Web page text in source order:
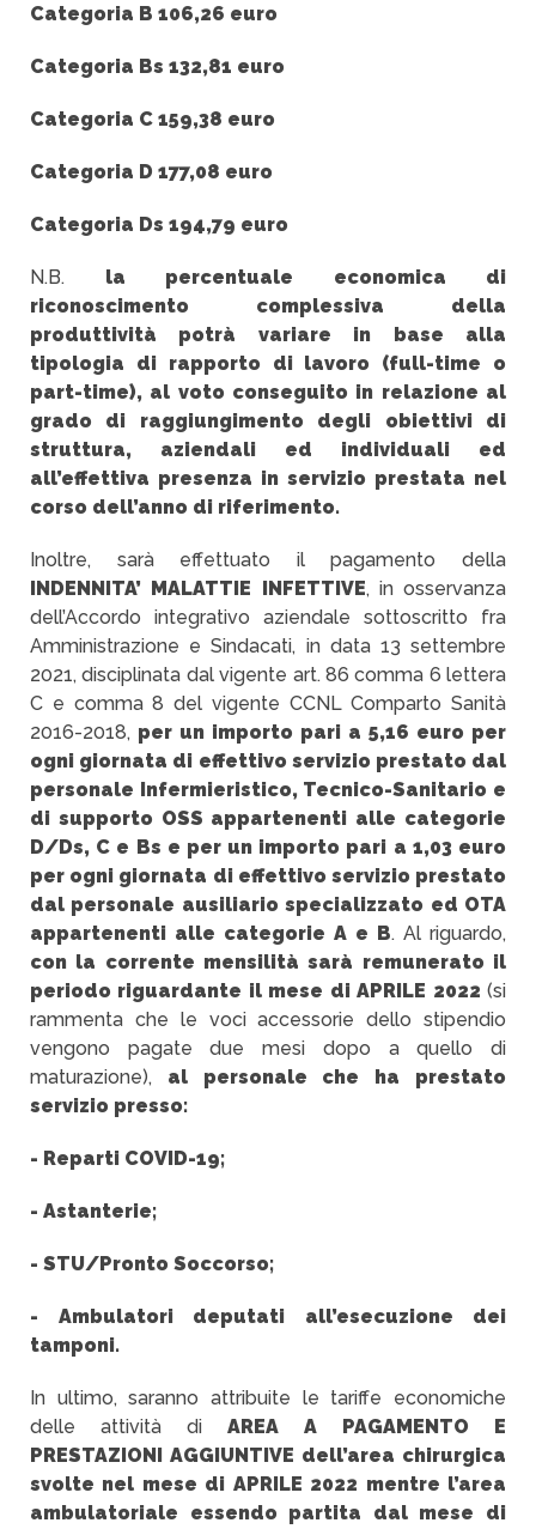
Categoria B 106,26 euro
Categoria Bs 132,81 euro
Categoria C 159,38 euro
Categoria D 177,08 euro
Categoria Ds 194,79 euro
N.B. la percentuale economica di
riconoscimento complessiva della
produttività potrà variare in base alla
tipologia di rapporto di lavoro (full-time o
part-time), al voto conseguito in relazione al
grado di raggiungimento degli obiettivi di
struttura, aziendali ed individuali ed
all’effettiva presenza in servizio prestata nel
corso dell’anno di riferimento.
Inoltre, sarà effettuato il pagamento della
INDENNITA’ MALATTIE INFETTIVE, in osservanza
dell’Accordo integrativo aziendale sottoscritto fra
Amministrazione e Sindacati, in data 13 settembre
2021, disciplinata dal vigente art. 86 comma 6 lettera
C e comma 8 del vigente CCNL Comparto Sanità
2016-2018, per un importo pari a 5,16 euro per
ogni giornata di effettivo servizio prestato dal
personale Infermieristico, Tecnico-Sanitario e
di supporto OSS appartenenti alle categorie
D/Ds, C e Bs e per un importo pari a 1,03 euro
per ogni giornata di effettivo servizio prestato
dal personale ausiliario specializzato ed OTA
appartenenti alle categorie A e B. Al riguardo,
con la corrente mensilità sarà remunerato il
periodo riguardante il mese di APRILE 2022 (si
rammenta che le voci accessorie dello stipendio
vengono pagate due mesi dopo a quello di
maturazione), al personale che ha prestato
servizio presso:
- Reparti COVID-19;
- Astanterie;
- STU/Pronto Soccorso;
- Ambulatori deputati all’esecuzione dei
tamponi.
In ultimo, saranno attribuite le tariffe economiche
delle attività di AREA A PAGAMENTO E
PRESTAZIONI AGGIUNTIVE dell’area chirurgica
svolte nel mese di APRILE 2022 mentre l’area
ambulatoriale essendo partita dal mese di